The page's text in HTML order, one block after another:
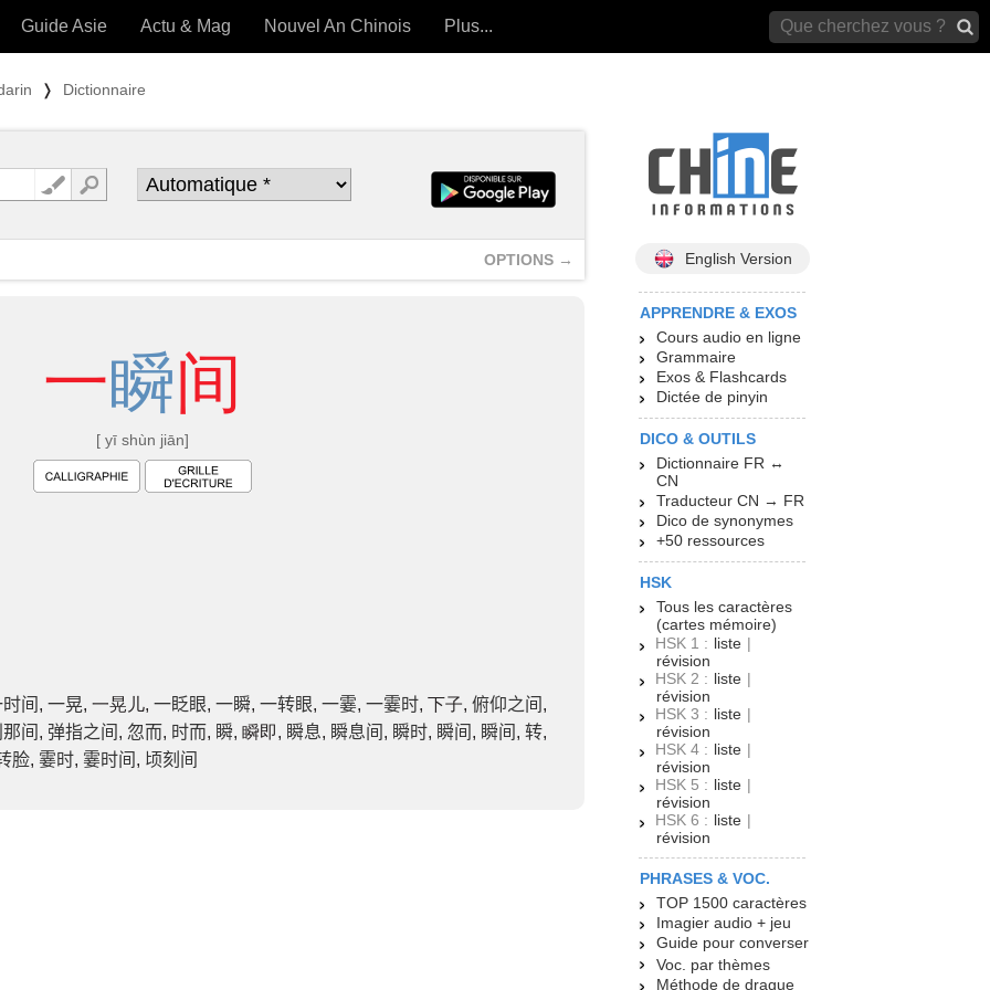
OUTILS) »
Guide Asie Actu & Mag Nouvel An Chinois Plus...
❭ Dictionnaire
OPTIONS →
一瞬间
[ yī shùn jiān]
间 , 一晃, 一晃儿, 一眨眼, 一瞬, 一转眼, 一霎, 一霎时, 下子, 俯仰之间 ,
间 , 弹指之间 , 忽而, 时而, 瞬, 瞬即, 瞬息, 瞬息间 , 瞬时, 瞬间 , 瞬间 , 转,
脸, 霎时, 霎时间 , 顷刻间
English Version
APPRENDRE & EXOS
Cours audio en ligne
Grammaire
Exos & Flashcards
Dictée de pinyin
DICO & OUTILS
Dictionnaire FR ↔
CN
Traducteur CN → FR
Dico de synonymes
+50 ressources
HSK
Tous les caractères
(cartes mémoire)
HSK 1 : liste |
révision
HSK 2 : liste |
révision
HSK 3 : liste |
révision
HSK 4 : liste |
révision
HSK 5 : liste |
révision
HSK 6 : liste |
révision
PHRASES & VOC.
TOP 1500 caractères
Imagier audio + jeu
Guide pour converser
Voc. par thèmes
Méthode de drague